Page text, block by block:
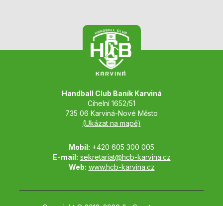
Handball Club Baník Karviná
Cihelní 1652/51
735 06 Karviná-Nové Město
(Ukázat na mapě)
Mobil: +420 605 300 005
E-mail: sekretariat@hcb-karvina.cz
Web: www.hcb-karvina.cz